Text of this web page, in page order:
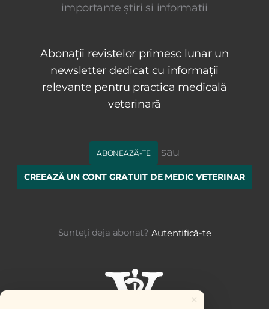
importante știri și informații
Abonații revistelor primesc lunar un
newsletter dedicat cu informații
relevante pentru practica medicală
veterinară
ABONEAZĂ-TE sau
CREEAZĂ UN CONT GRATUIT DE MEDIC VETERINAR
Sunteți deja abonat? Autentifică-te
×